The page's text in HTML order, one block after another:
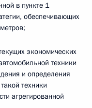
в пункте 1
обеспечивающих
экономических
техники
и определения
техники
агрегированной